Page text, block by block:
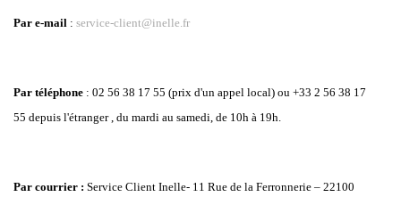
Par e-mail : service-client@inelle.fr
Par téléphone : 02 56 38 17 55 (prix d'un appel local) ou +33 2 56 38 17
55 depuis l'étranger , du mardi au samedi, de 10h à 19h.
Par courrier : Service Client Inelle- 11 Rue de la Ferronnerie – 22100